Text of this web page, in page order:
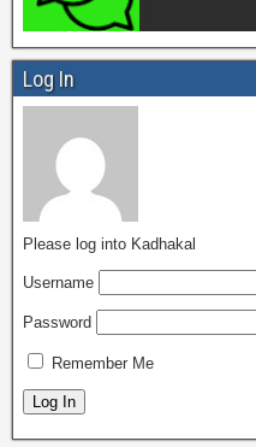
Log In
Please log into Kadhakal
Username
Password
Remember Me